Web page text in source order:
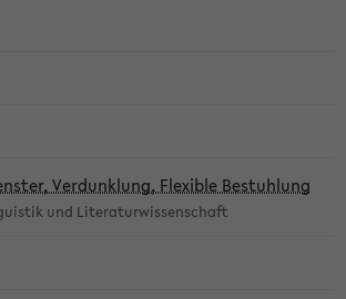
Verdunklung, Flexible Bestuhlung
und Literaturwissenschaft